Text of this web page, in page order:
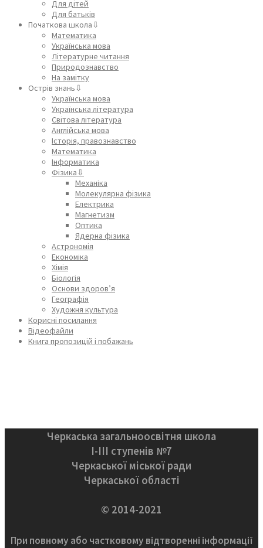
Для дітей
Для батьків
Початкова школа⇩
Математика
Українська мова
Літературне читання
Природознавство
На замітку
Острів знань⇩
Українська мова
Українська література
Світова література
Англійська мова
Історія, правознавство
Математика
Інформатика
Фізика⇩
Механіка
Молекулярна фізика
Електрика
Магнетизм
Оптика
Ядерна фізика
Астрономія
Економіка
Хімія
Біологія
Основи здоров’я
Географія
Художня культура
Корисні посилання
Відеофайли
Книга пропозицій і побажань
Черкаська загальноосвітня школа
І-ІІІ ступенів №7
Черкаської міської ради
Черкаської області
© 2014-2021
При повному або частковому відтворенні інформації